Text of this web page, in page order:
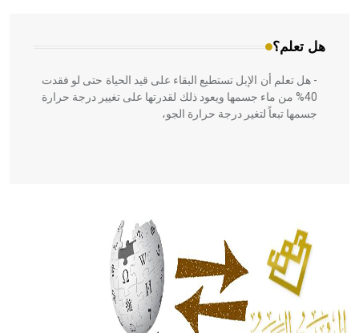
هل تعلم؟
- هل تعلم أن الإبل تستطيع البقاء على قيد الحياة حتى لو فقدت
40% من ماء جسمها ويعود ذلك لقدرتها على تغيير درجة حرارة
جسمها تبعاً لتغير درجة حرارة الجو،
الحكم، الأدلة، تنظيم التغذية، ورسالته في جروح الرأس. ويعود
له الفضل بأنه حرر الطب من الدين والفلسفة.
- هل تعلم أن المرجان إفراز حيواني يتكون في البحر ويتركب